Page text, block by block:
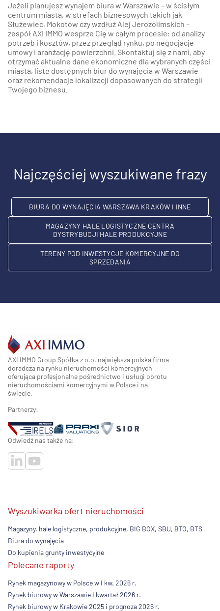
Jeżeli planujesz wynajem biura w Warszawie – w ścisłym
centrum miasta, w strefach biznesowych takich jak
Służewiec, Mokotów czy wzdłuż Alej Jerozolimskich –
zespół AXI IMMO wesprze Cię w całym procesie: od analizy
potrzeb i kosztów, przez przegląd rynku, po negocjacje
umowy i aranżację powierzchni. Skontaktuj się z nami, aby
otrzymać aktualne dane ekonomiczne dla wybranych części
miasta, listę dostępnych biur do wynajęcia w Warszawie
oraz rekomendacje lokalizacji dopasowanych do strategii
Twojego biznesu.
Najczęściej wyszukiwane frazy
BIURA DO WYNAJĘCIA WARSZAWA KRAKÓW I INNE
MAGAZYNY HALE LOGISTYCZNE CENTRA
DYSTRYBUCJI HALE PRODUKCYJNE
TERENY POD INWESTYCJE KOMERCYJNE DO
SPRZEDANIA
AXI IMMO Group Spółka z o.o. największa polska firma
doradcza na rynku nieruchomości komercyjnych
oferująca profesjonalne pośrednictwo i usługi obrotu
nieruchomościami komercyjnymi w Polsce i na
świecie.
Partnerzy:
Odwiedź nas także na:
Wyszukiwarka ofert nieruchomości
Magazyny, hale logistyczne, produkcyjne, BIG BOX, SBU, BTO, BTS
Biura do wynajęcia
Do kupienia grunty inwestycyjne
Polecane raporty
Rynek magazynowy w Polsce w I kw. 2026 r.
Rynek biurowy w Warszawie I kwartał 2026 r.
Rynek biurowy w Krakowie 2025 i prognoza 2026 r.